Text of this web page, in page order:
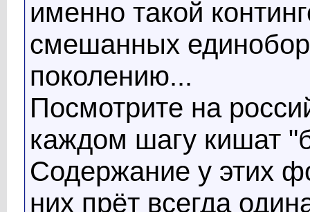
именно такой
смешанных
поколению...
Посмотрите на
каждом шагу кишат
Содержание у этих
них прёт всегда